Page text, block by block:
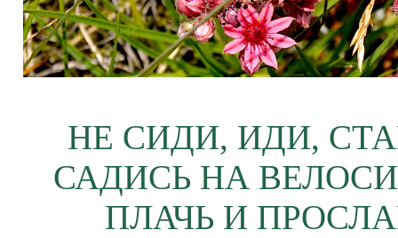
НЕ СИДИ, ИДИ,
САДИСЬ НА
ПЛАЧЬ И